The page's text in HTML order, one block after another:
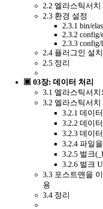
2.2 엘라스틱서
2.3 환경 설정
2.3.1 bin/
2.3.2 config/
2.3.3
2.4 플러그인 설치
2.5 정리
▣ 03장: 데이터 처리
3.1 엘라스틱서
3.2 엘라스틱서치
3.2.1 데이
3.2.2 데이
3.2.3 데이
3.2.4 파일
3.2.5 벌크
3.2.6 벌크
3.3 포스트맨을
용
3.4 정리